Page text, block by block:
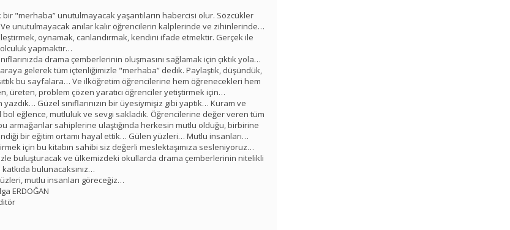
"merhaba” unutulmayacak yaşantıların habercisi olur. Sözcükler
unutulmayacak anılar kalır öğrencilerin kalplerinde ve zihinlerinde…
oynamak, canlandırmak, kendini ifade etmektir. Gerçek ile
yapmaktır…
drama çemberlerinin oluşmasını sağlamak için çıktık yola…
gelerek tüm içtenliğimizle "merhaba” dedik. Paylaştık, düşündük,
bu sayfalara… Ve ilköğretim öğrencilerine hem öğrenecekleri hem
üreten, problem çözen yaratıcı öğrenciler yetiştirmek için…
Güzel sınıflarınızın bir üyesiymişiz gibi yaptık… Kuram ve
eğlence, mutluluk ve sevgi sakladık. Öğrencilerine değer veren tüm
armağanlar sahiplerine ulaştığında herkesin mutlu olduğu, birbirine
bir eğitim ortamı hayal ettik… Gülen yüzleri… Mutlu insanları…
için bu kitabın sahibi siz değerli meslektaşımıza sesleniyoruz…
buluşturacak ve ülkemizdeki okullarda drama çemberlerinin nitelikli
bulunacaksınız…
mutlu insanları göreceğiz…
ERDOĞAN